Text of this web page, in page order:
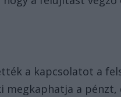
a kapcsolatot a
a pénzt,